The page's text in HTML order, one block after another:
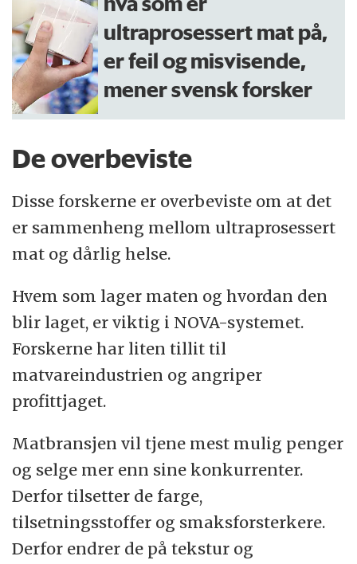
ultraprosessert mat på,
er feil og misvisende,
mener svensk forsker
De overbeviste
Disse forskerne er overbeviste om at det
er sammenheng mellom ultraprosessert
mat og dårlig helse.
Hvem som lager maten og hvordan den
blir laget, er viktig i NOVA-systemet.
Forskerne har liten tillit til
matvareindustrien og angriper
profittjaget.
Matbransjen vil tjene mest mulig penger
og selge mer enn sine konkurrenter.
Derfor tilsetter de farge,
tilsetningsstoffer og smaksforsterkere.
Derfor endrer de på tekstur og